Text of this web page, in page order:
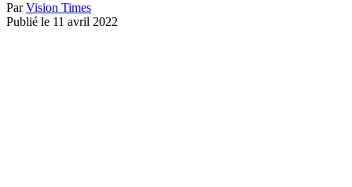
ParVision Times
Publié le 11 avril 2022